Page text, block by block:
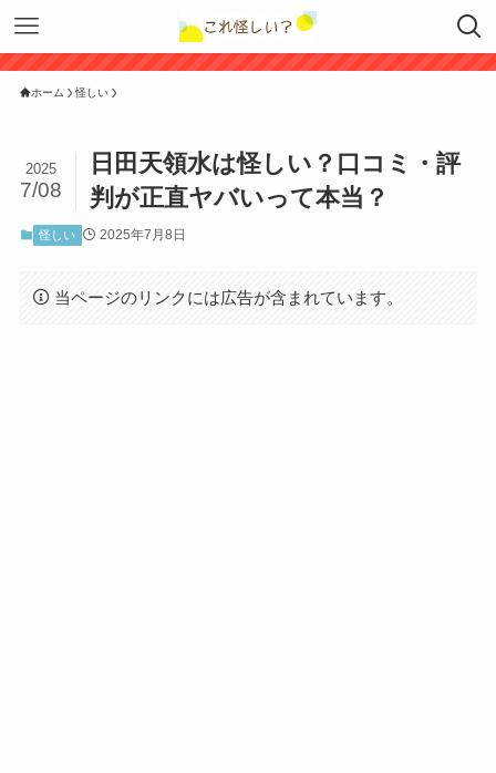
ホーム 怪しい
日田天領水は怪しい？口コミ・評
判が正直ヤバいって本当？
2025
7/08
怪しい 2025年7月8日
当ページのリンクには広告が含まれています。